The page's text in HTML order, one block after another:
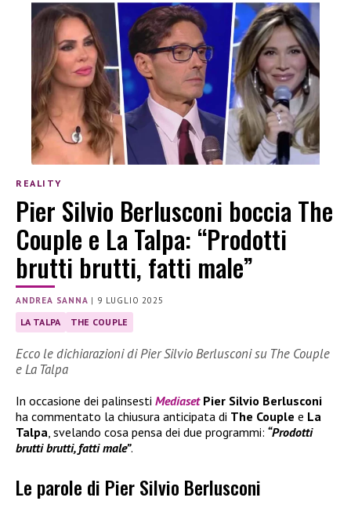
REALITY
Pier Silvio Berlusconi boccia The
Couple e La Talpa: “Prodotti
brutti brutti, fatti male”
ANDREA SANNA | 9 LUGLIO 2025
LA TALPA THE COUPLE
Ecco le dichiarazioni di Pier Silvio Berlusconi su The Couple
e La Talpa
In occasione dei palinsesti Mediaset Pier Silvio Berlusconi
ha commentato la chiusura anticipata di The Couple e La
Talpa , svelando cosa pensa dei due programmi: “Prodotti
brutti brutti, fatti male”.
Le parole di Pier Silvio Berlusconi